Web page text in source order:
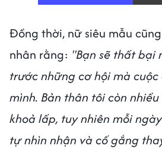
Đồng thời, nữ siêu mẫu
nhân rằng: "Bạn sẽ thất bại
trước những cơ hội mà
mình. Bản thân tôi còn
khoả lấp, tuy nhiên mỗi
tự nhìn nhận và cố gắng